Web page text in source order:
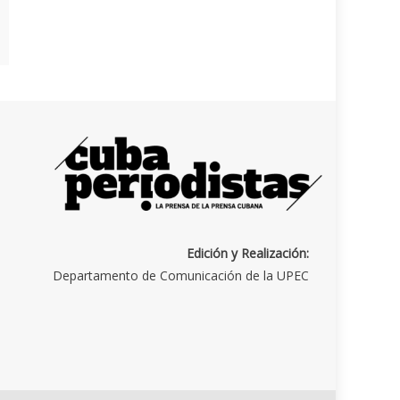
Edición y Realización:
Departamento de Comunicación de la UPEC